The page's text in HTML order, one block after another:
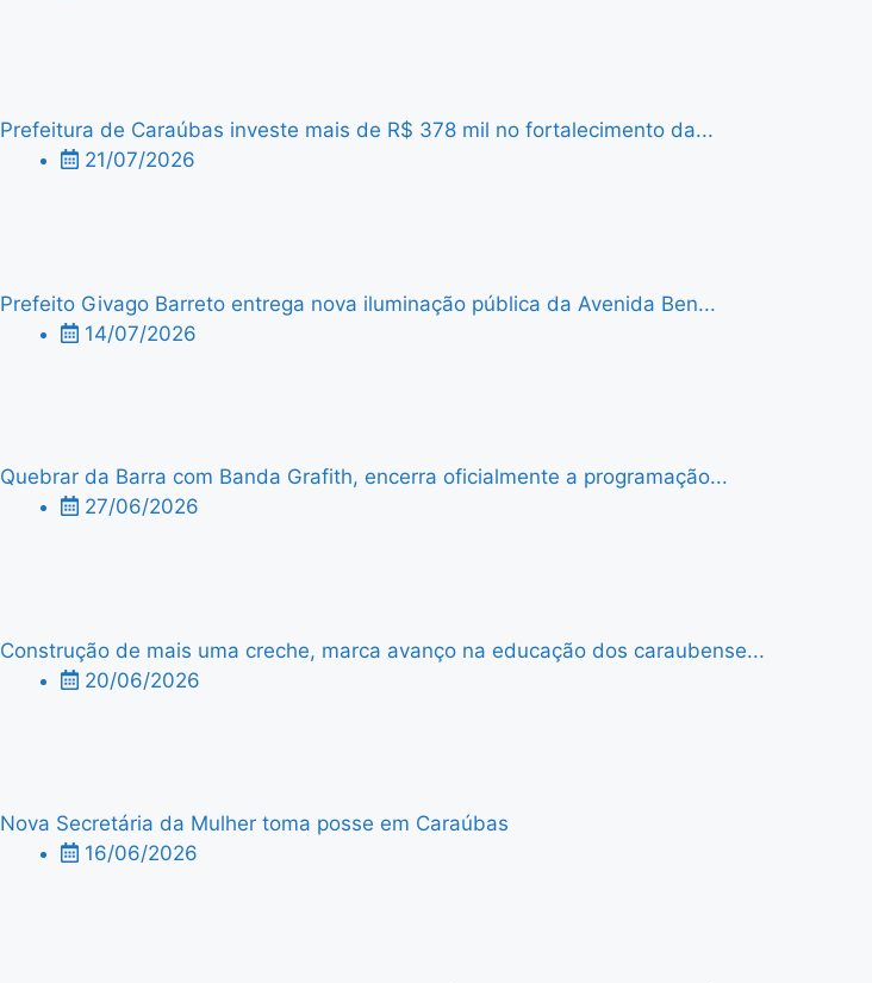
Prefeitura de Caraúbas investe mais de R$ 378 mil no fortalecimento da...
21/07/2026
Prefeito Givago Barreto entrega nova iluminação pública da Avenida Ben...
14/07/2026
Quebrar da Barra com Banda Grafith, encerra oficialmente a programação...
27/06/2026
Construção de mais uma creche, marca avanço na educação dos caraubense...
20/06/2026
Nova Secretária da Mulher toma posse em Caraúbas
16/06/2026